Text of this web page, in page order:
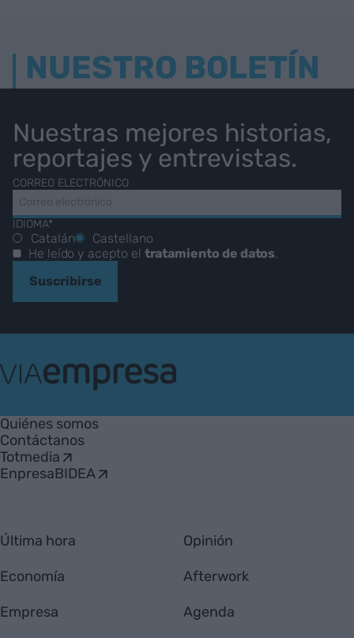
NUESTRO BOLETÍN
Nuestras mejores historias,
reportajes y entrevistas.
CORREO ELECTRÓNICO
IDIOMA*
Catalán
Castellano
He leído y acepto el tratamiento de datos.
Suscribirse
Empresa
Quiénes somos
Contáctanos
Totmedia
EnpresaBIDEA
Última hora
Economía
Empresa
Opinión
Afterwork
Agenda